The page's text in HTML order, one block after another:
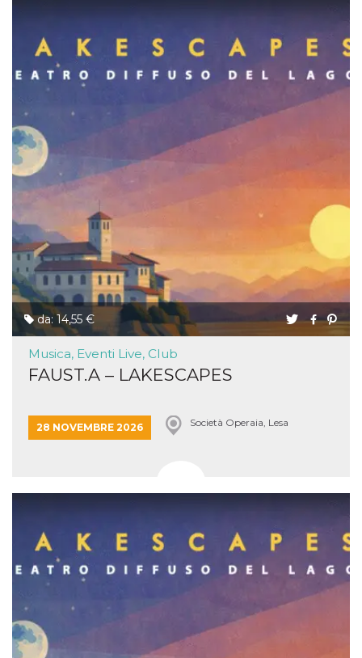
da: 14,55 €
Musica, Eventi Live, Club
FAUST.A – LAKESCAPES
28 NOVEMBRE 2026 Società Operaia, Lesa